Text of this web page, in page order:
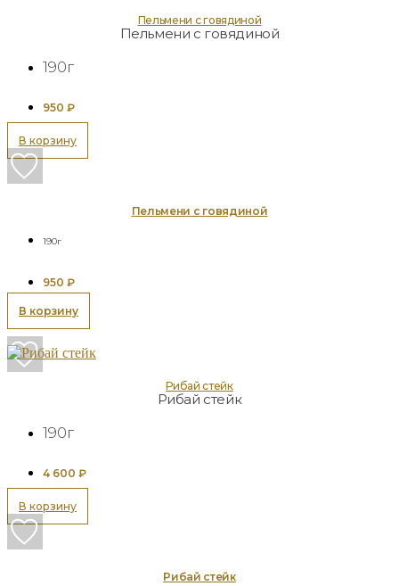
Пельмени с говядиной
Пельмени с говядиной
190г
950 ₽
В корзину
Пельмени с говядиной
190г
950 ₽
В корзину
Рибай стейк
Рибай стейк
190г
4 600 ₽
В корзину
Рибай стейк